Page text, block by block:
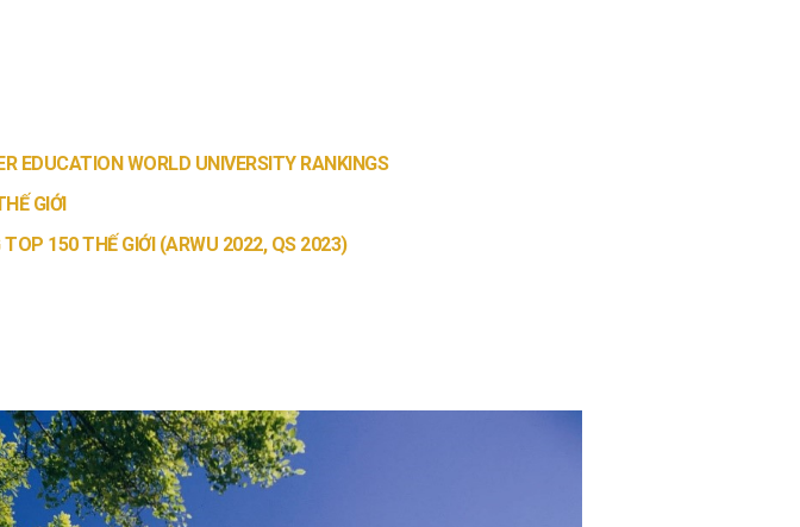
EDUCATION WORLD UNIVERSITY RANKINGS
GIỚI
150 THẾ GIỚI (ARWU 2022, QS 2023)